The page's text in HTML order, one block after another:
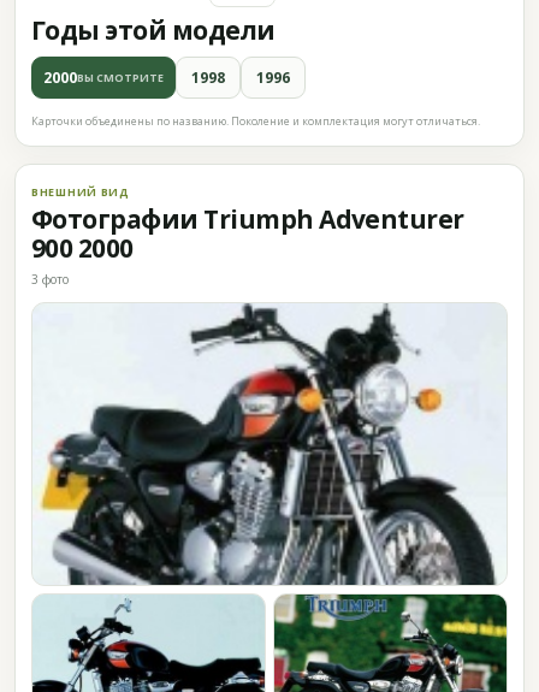
Годы этой модели
2000ВЫ СМОТРИТЕ 1998 1996
Карточки объединены по названию. Поколение и комплектация могут отличаться.
ВНЕШНИЙ ВИД
Фотографии Triumph Adventurer
900 2000
3 фото